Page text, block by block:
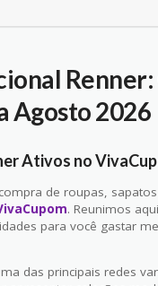
Agosto 2026
Ativos no
de roupas,
. Reunimos
para você gastar
das principais redes